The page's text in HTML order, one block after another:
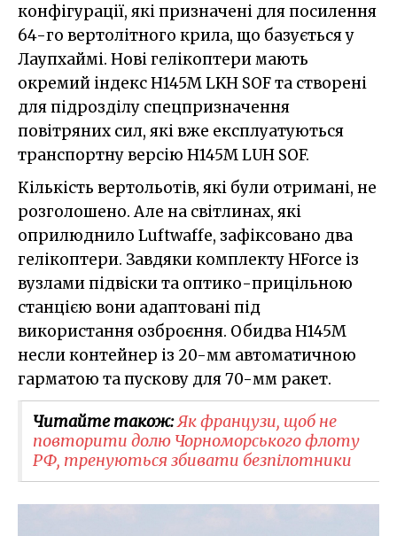
конфігурації, які призначені для посилення
64-го вертолітного крила, що базується у
Лаупхаймі. Нові гелікоптери мають
окремий індекс H145M LKH SOF та створені
для підрозділу спецпризначення
повітряних сил, які вже експлуатуються
транспортну версію H145M LUH SOF.
Кількість вертольотів, які були отримані, не
розголошено. Але на світлинах, які
оприлюднило Luftwaffe, зафіксовано два
гелікоптери. Завдяки комплекту HForce із
вузлами підвіски та оптико-прицільною
станцією вони адаптовані під
використання озброєння. Обидва H145M
несли контейнер із 20-мм автоматичною
гарматою та пускову для 70-мм ракет.
Читайте також:Як французи, щоб не
повторити долю Чорноморського флоту
РФ, тренуються збивати безпілотники